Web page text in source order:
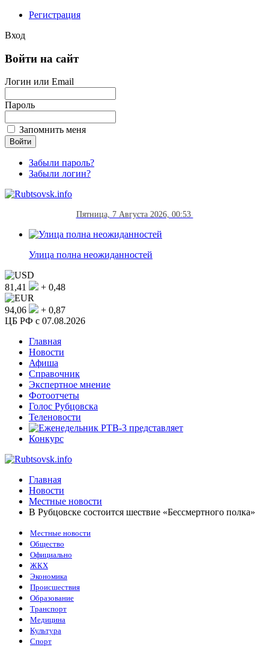
Регистрация
Вход
Войти на сайт
Логин или Email
Пароль
Запомнить меня
Забыли пароль?
Забыли логин?
Пятница, 7 Августа 2026, 00:53
Улица полна неожиданностей
81,41 + 0,48
94,06
+ 0,87
ЦБ РФ c 07.08.2026
Главная
Новости
Афиша
Справочник
Экспертное мнение
Фотоотчеты
Голос Рубцовска
Теленовости
Конкурс
Главная
Новости
Местные новости
В Рубцовске состоится шествие «Бессмертного полка»
Местные новости
Общество
Официально
ЖКХ
Экономика
Происшествия
Образование
Транспорт
Медицина
Культура
Спорт